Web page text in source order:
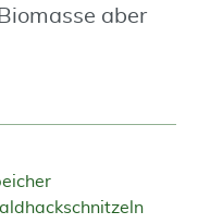
aber